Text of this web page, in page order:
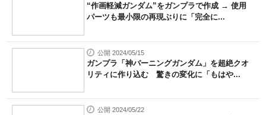
“作画軽減ガンダム”をガンプラで作成 → 使用
パーツも最小限の再現ぶりに「完全に...
公開 2024/05/15
ガンプラ「神バーニングガンダム」を超絶クオ
リティに作り込む 驚きの変化に「もはや...
公開 2024/05/22